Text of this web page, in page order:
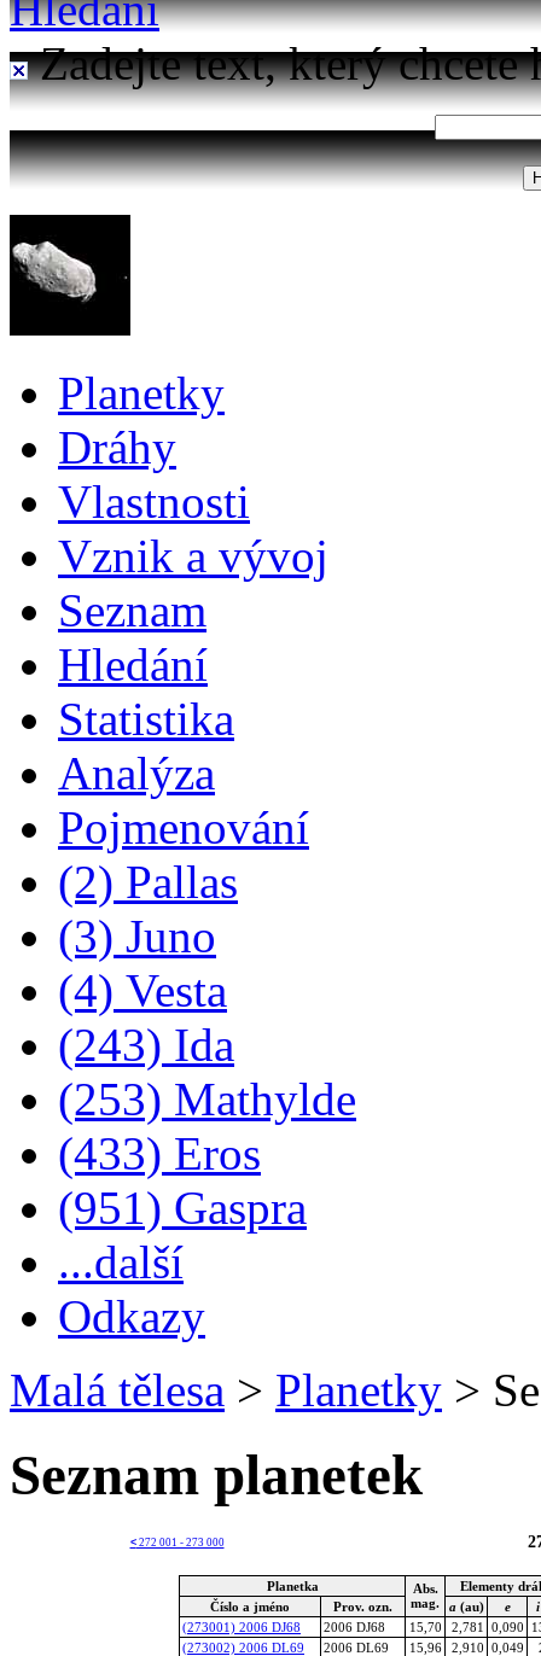
Zadejte text, který chcete
Planetky
Dráhy
Vlastnosti
Vznik a vývoj
Seznam
Hledání
Statistika
Analýza
Pojmenování
(2) Pallas
(3) Juno
(4) Vesta
(243) Ida
(253) Mathylde
(433) Eros
(951) Gaspra
...další
Odkazy
Malá tělesa > Planetky >
Seznam planetek
<272 001 - 273 000
Planetka
Abs.
mag.
Elementy
Číslo a jméno
Prov. ozn. a(au) e i
(273001) 2006 DJ68
2006 DJ68 15,70 2,781 0,090
(273002) 2006 DL69
2006 DL69 15,96 2,910 0,049